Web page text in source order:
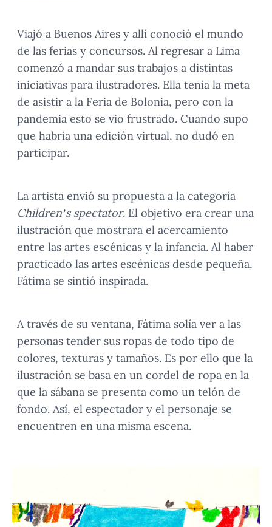
Viajó a Buenos Aires y allí conoció el mundo
de las ferias y concursos. Al regresar a Lima
comenzó a mandar sus trabajos a distintas
iniciativas para ilustradores. Ella tenía la meta
de asistir a la Feria de Bolonia, pero con la
pandemia esto se vio frustrado. Cuando supo
que habría una edición virtual, no dudó en
participar.
La artista envió su propuesta a la categoría
Children’s spectator. El objetivo era crear una
ilustración que mostrara el acercamiento
entre las artes escénicas y la infancia. Al haber
practicado las artes escénicas desde pequeña,
Fátima se sintió inspirada.
A través de su ventana, Fátima solía ver a las
personas tender sus ropas de todo tipo de
colores, texturas y tamaños. Es por ello que la
ilustración se basa en un cordel de ropa en la
que la sábana se presenta como un telón de
fondo. Así, el espectador y el personaje se
encuentren en una misma escena.